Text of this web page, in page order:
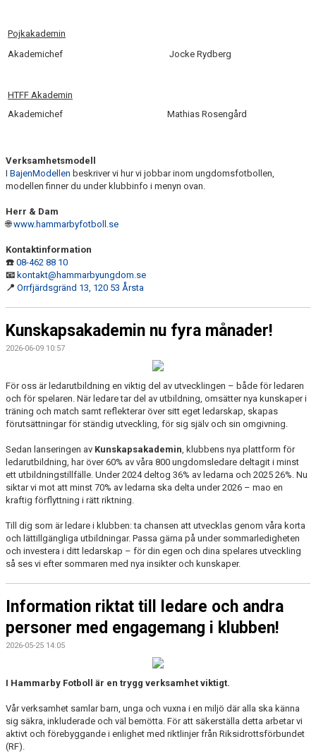
Pojkakademin
Akademichef
Jocke Rydberg
HTFF Akademin
Akademichef
Mathias Rosengård
Verksamhetsmodell
I BajenModellen beskriver vi hur vi jobbar inom ungdomsfotbollen,
modellen finner du under klubbinfo i menyn ovan.
Herr & Dam
🌐www.hammarbyfotboll.se
Kontaktinformation
☎️ 08-462 88 10
📧 kontakt@hammarbyungdom.se
📍 Orrfjärdsgränd 13, 120 53 Årsta
Kunskapsakademin nu fyra månader!
2026-06-09 10:57
För oss är ledarutbildning en viktig del av utvecklingen – både för ledaren
och för spelaren. När ledare tar del av utbildning, omsätter nya kunskaper i
träning och match samt reflekterar över sitt eget ledarskap, skapas
förutsättningar för ständig utveckling, för sig själv och sin omgivning.
Sedan lanseringen av Kunskapsakademin , klubbens nya plattform för
ledarutbildning, har över 60% av våra 800 ungdomsledare deltagit i minst
ett utbildningstillfälle. Under 2024 deltog 36% av ledarna och 2025 26%. Nu
siktar vi mot att minst 70% av ledarna ska delta under 2026 – mao en
kraftig förflyttning i rätt riktning.
Till dig som är ledare i klubben: ta chansen att utvecklas genom våra korta
och lättillgängliga utbildningar. Passa gärna på under sommarledigheten
och investera i ditt ledarskap – för din egen och dina spelares utveckling
så ses vi efter sommaren med nya insikter och kunskaper.
Information riktat till ledare och andra
personer med engagemang i klubben!
2026-05-25 14:05
I Hammarby Fotboll är en trygg verksamhet viktigt.
Vår verksamhet samlar barn, unga och vuxna i en miljö där alla ska känna
sig säkra, inkluderade och väl bemötta. För att säkerställa detta arbetar vi
aktivt och förebyggande i enlighet med riktlinjer från Riksidrottsförbundet
(RF).